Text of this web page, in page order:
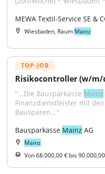
MEWA Textil-Service SE &
Wiesbaden, Raum Mainz
TOP-JOB
Risikocontroller (w/m/
"...Die Bausparkasse Mainz
Finanzdienstleister mit
Bausparen..."
Bausparkasse Mainz AG
Mainz
Von 68.000,00 € bis